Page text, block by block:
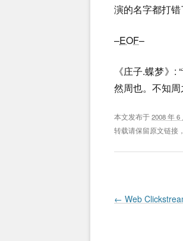
演的名字都打错
–EOF–
《庄子.蝶梦》
然周也。不知
本文发布于2008 年 6
转载请保留原文链接
Post navigation
← Web